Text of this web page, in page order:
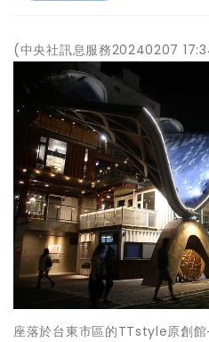
(中央社訊息服務20240207
座落於台東市區的TTstyle原創